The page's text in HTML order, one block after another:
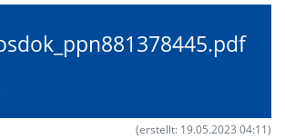
(erstellt: 19.05.2023 04:11)